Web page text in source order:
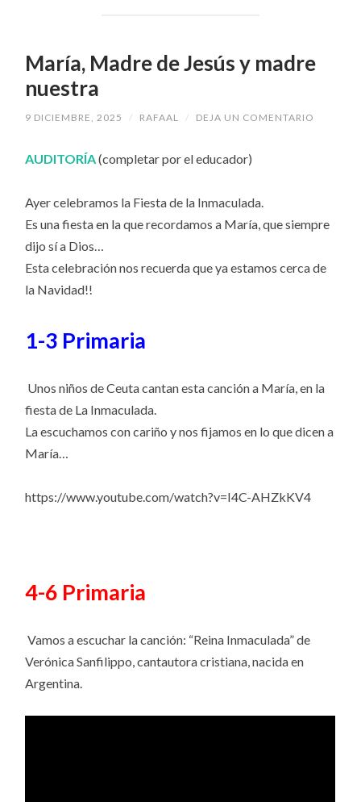
María, Madre de Jesús y madre
nuestra
9 DICIEMBRE, 2025 / RAFAAL / DEJA UN COMENTARIO
AUDITORÍA(completar por el educador)
Ayer celebramos la Fiesta de la Inmaculada.
Es una fiesta en la que recordamos a María, que siempre
dijo sí a Dios…
Esta celebración nos recuerda que ya estamos cerca de
la Navidad!!
1-3 Primaria
Unos niños de Ceuta cantan esta canción a María, en la
fiesta de La Inmaculada.
La escuchamos con cariño y nos fijamos en lo que dicen a
María…
https://www.youtube.com/watch?v=I4C-AHZkKV4
4-6 Primaria
Vamos a escuchar la canción: “Reina Inmaculada” de
Verónica Sanfilippo, cantautora cristiana, nacida en
Argentina.